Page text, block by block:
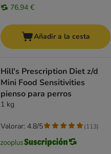
76,94 €
Añadir a la cesta
Hill's Prescription Diet z/d
Mini Food Sensitivities
pienso para perros
1 kg
Valorar: 4.8/5 (113)